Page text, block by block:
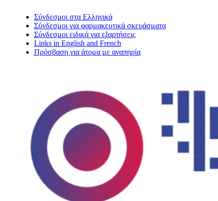
Σύνδεσμοι στα Ελληνικά
Σύνδεσμοι για φαρμακευτικά σκευάσματα
Σύνδεσμοι ειδικά για εξαρτήσεις
Links in English and French
Πρόσβαση για άτομα με αναπηρία